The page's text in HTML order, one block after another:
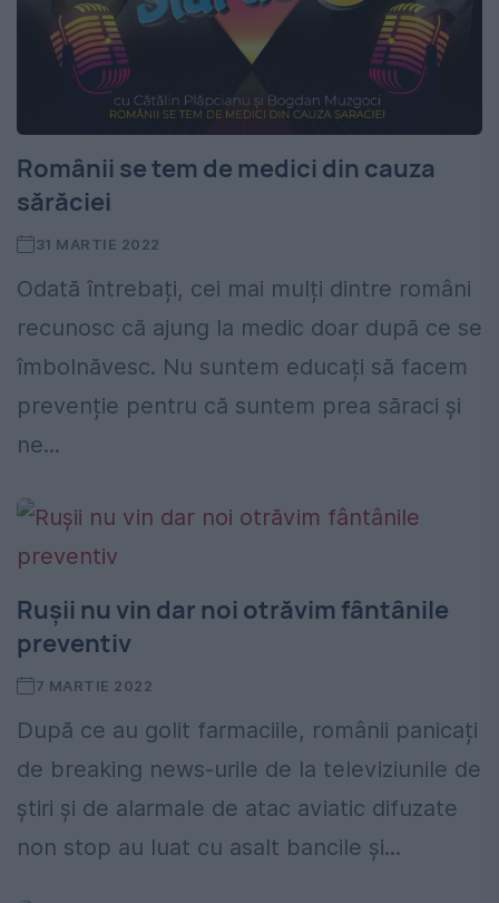
Românii se tem de medici din cauza
sărăciei
31 MARTIE 2022
Odată întrebați, cei mai mulți dintre români
recunosc că ajung la medic doar după ce se
îmbolnăvesc. Nu suntem educați să facem
prevenție pentru că suntem prea săraci și
ne...
Rușii nu vin dar noi otrăvim fântânile
preventiv
7 MARTIE 2022
După ce au golit farmaciile, românii panicați
de breaking news-urile de la televiziunile de
știri și de alarmale de atac aviatic difuzate
non stop au luat cu asalt bancile și...